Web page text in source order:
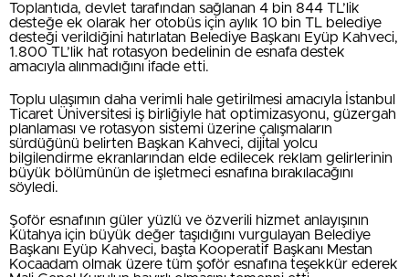
Toplantıda, devlet tarafından sağlanan 4 bin 844 TL’lik
desteğe ek olarak her otobüs için aylık 10 bin TL belediye
desteği verildiğini hatırlatan Belediye Başkanı Eyüp Kahveci,
1.800 TL’lik hat rotasyon bedelinin de esnafa destek
amacıyla alınmadığını ifade etti.
Toplu ulaşımın daha verimli hale getirilmesi amacıyla İstanbul
Ticaret Üniversitesi iş birliğiyle hat optimizasyonu, güzergah
planlaması ve rotasyon sistemi üzerine çalışmaların
sürdüğünü belirten Başkan Kahveci, dijital yolcu
bilgilendirme ekranlarından elde edilecek reklam gelirlerinin
büyük bölümünün de işletmeci esnafına bırakılacağını
söyledi.
Şoför esnafının güler yüzlü ve özverili hizmet anlayışının
Kütahya için büyük değer taşıdığını vurgulayan Belediye
Başkanı Eyüp Kahveci, başta Kooperatif Başkanı Mestan
Kocaadam olmak üzere tüm şoför esnafına teşekkür ederek